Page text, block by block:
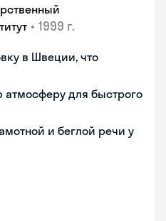
• 1999 г.
в Швеции, что
атмосферу для быстрого
и беглой речи у